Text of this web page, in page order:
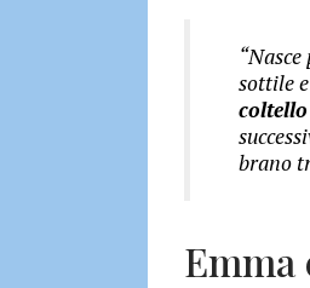
sottile
brano
Emma